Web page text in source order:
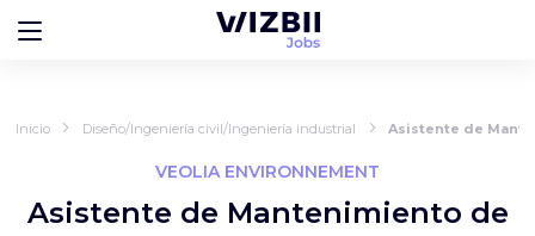
Inicio Diseño/Ingeniería civil/Ingeniería industrial Asistente de
VEOLIA ENVIRONNEMENT
Asistente de Mantenimiento de